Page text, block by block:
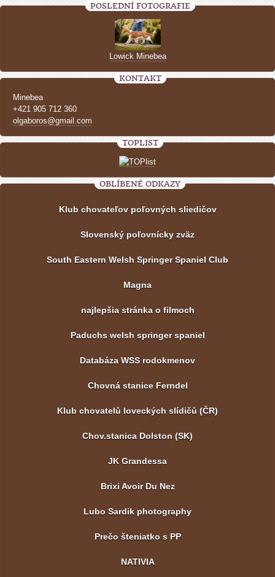
POSLEDNÍ FOTOGRAFIE
Lowick Minebea
KONTAKT
Minebea
+421 905 712 360
olgaboros@gmail.com
TOPLIST
OBLÍBENÉ ODKAZY
Klub chovateľov poľovných sliedičov
Slovenský poľovnícky zväz
South Eastern Welsh Springer Spaniel Club
Magna
najlepšia stránka o filmoch
Paduchs welsh springer spaniel
Databáza WSS rodokmenov
Chovná stanice Ferndel
Klub chovatelů loveckých slídičů (ČR)
Chov.stanica Dolston (SK)
JK Grandessa
Brixi Avoir Du Nez
Lubo Sardik photography
Prečo šteniatko s PP
NATIVIA